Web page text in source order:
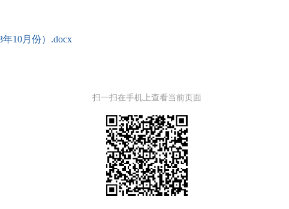
10月份）.docx
扫一扫在手机上查看当前页面